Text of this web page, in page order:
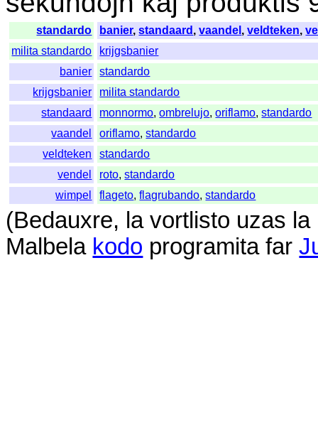
standardo banier,standaard ,vaandel ,veldteken,
milita standardo
krijgsbanier
banier
standardo
krijgsbanier
milita standardo
standaard
monnormo,ombrelujo,oriflamo,standardo
vaandel
oriflamo,standardo
veldteken
standardo
vendel
roto,standardo
wimpel
flageto,flagrubando,standardo
(Bedauxre, la vortlisto uzas la
Malbela kodo programita far